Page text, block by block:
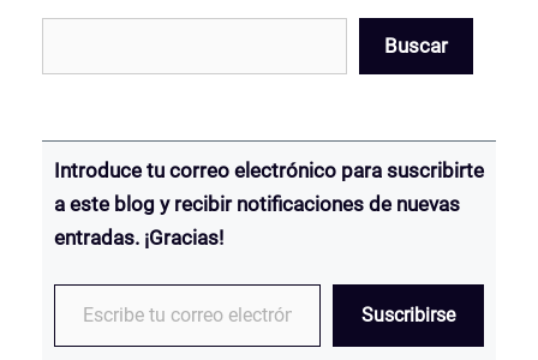
Buscar
Introduce tu correo electrónico para suscribirte
a este blog y recibir notificaciones de nuevas
entradas. ¡Gracias!
Escribe tu correo electrónico…
Suscribirse